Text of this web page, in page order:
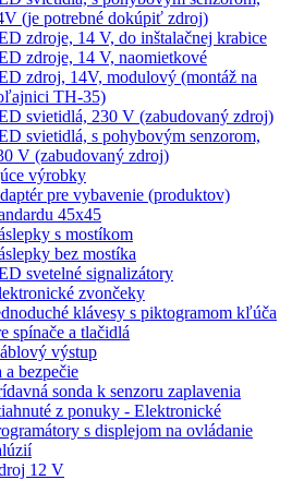
(je potrebné dokúpiť zdroj)
zdroje, 14 V, do inštalačnej krabice
zdroje, 14 V, naomietkové
zdroj, 14V, modulový (montáž na
TH-35)
svietidlá, 230 V (zabudovaný zdroj)
svietidlá, s pohybovým senzorom,
V (zabudovaný zdroj)
výrobky
pre vybavenie (produktov)
45x45
s mostíkom
bez mostíka
svetelné signalizátory
zvončeky
klávesy s piktogramom kľúča
spínače a tlačidlá
výstup
a bezpečie
sonda k senzoru zaplavenia
z ponuky - Elektronické
s displejom na ovládanie
12 V